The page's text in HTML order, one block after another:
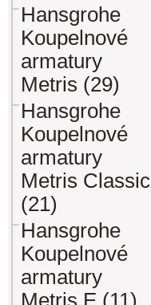
Hansgrohe
Koupelnové
armatury
Metris (29)
Hansgrohe
Koupelnové
armatury
Metris Classic
(21)
Hansgrohe
Koupelnové
armatury
Metris E (11)